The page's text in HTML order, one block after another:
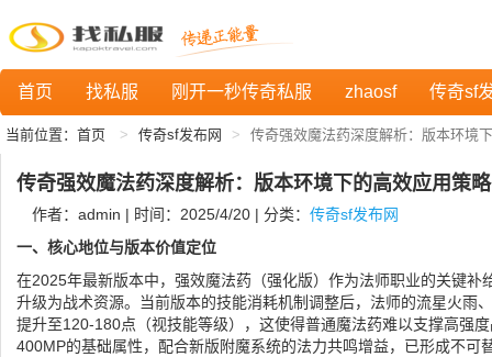
首页 找私服 刚开一秒传奇私服 zhaosf 传奇sf
当前位置： 首页 传奇sf发布网 传奇强效魔法药深度解析：版本环境
传奇强效魔法药深度解析：版本环境下的高效应用策略
作者：admin | 时间：2025/4/20 | 分类： 传奇sf发布网
一、核心地位与版本价值定位
在2025年最新版本中，强效魔法药（强化版）作为法师职业的关键补
升级为战术资源。当前版本的技能消耗机制调整后，法师的流星火雨
提升至120-180点（视技能等级），这使得普通魔法药难以支撑高强
400MP的基础属性，配合新版附魔系统的法力共鸣增益，已形成不可